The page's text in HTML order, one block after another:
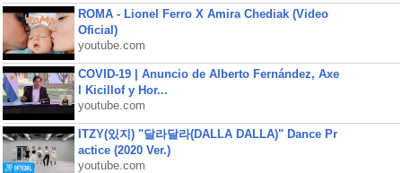
ROMA - Lionel Ferro X Amira Chediak (Video
Oficial)
youtube.com
COVID-19 | Anuncio de Alberto Fernández, Axe
l Kicillof y Hor...
youtube.com
ITZY(있지) "달라달라(DALLA DALLA)" Dance Pr
actice (2020 Ver.)
youtube.com